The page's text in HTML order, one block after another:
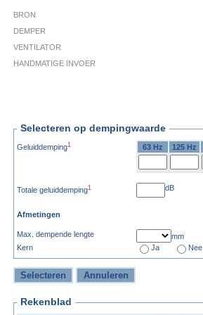
BRON
DEMPER
VENTILATOR
HANDMATIGE INVOER
Selecteren op dempingwaarde
Geluiddemping1 63 Hz 125 Hz
Totale geluiddemping1 dB
Afmetingen
Max. dempende lengte
mm
Kern
Ja Nee
Rekenblad